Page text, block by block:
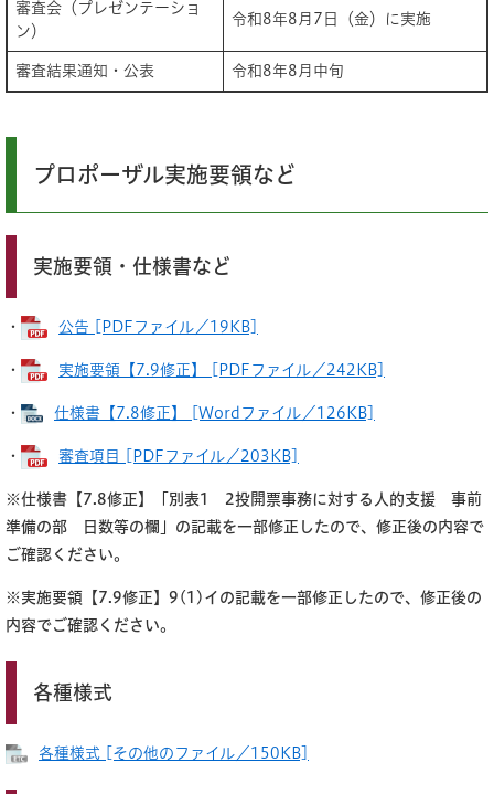
審査会（プレゼンテーショ
ン）
令和8年8月7日（金）に実施
審査結果通知・公表 令和8年8月中旬
プロポーザル実施要領など
実施要領・仕様書など
・ 公告 [PDFファイル／19KB]
・ 実施要領【7.9修正】 [PDFファイル／242KB]
・ 仕様書【7.8修正】 [Wordファイル／126KB]
・ 審査項目 [PDFファイル／203KB]
※仕様書【7.8修正】「別表1 2投開票事務に対する人的支援 事前
準備の部 日数等の欄」の記載を一部修正したので、修正後の内容で
ご確認ください。
​※実施要領【7.9修正】9(1)イの記載を一部修正したので、修正後の
内容でご確認ください。
各種様式
各種様式 [その他のファイル／150KB]